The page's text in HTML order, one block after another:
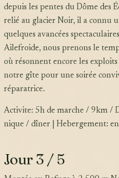
depuis les pentes du Dôme des
relié au glacier Noir, il a connu
quelques avancées
Ailefroide, nous prenons le
où résonnent encore les
notre gîte pour une soirée
réparatrice.
Activite: 5h de marche / 9km /
nique / dîner | Hebergement:
Jour 3 / 5